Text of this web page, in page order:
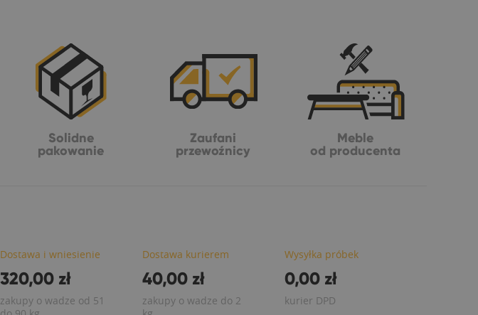
Solidne
pakowanie
Zaufani
przewoźnicy
Meble
od producenta
Dostawa i wniesienie
320,00 zł
zakupy o wadze od 51
Dostawa kurierem
40,00 zł
zakupy o wadze do 2
Wysyłka próbek
0,00 zł
kurier DPD